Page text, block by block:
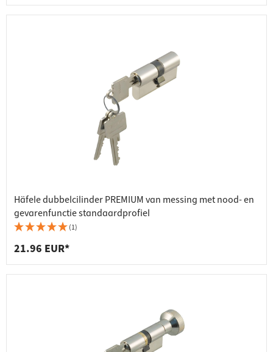
Häfele dubbelcilinder PREMIUM van messing met nood- en
gevarenfunctie standaardprofiel
(1)
21.96 EUR*